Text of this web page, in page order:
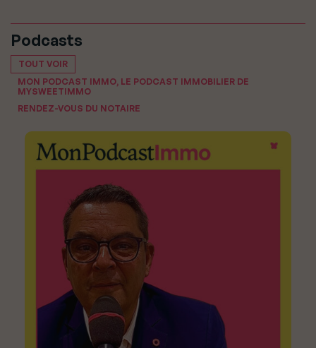
Podcasts
TOUT VOIR
MON PODCAST IMMO, LE PODCAST IMMOBILIER DE
MYSWEETIMMO
RENDEZ-VOUS DU NOTAIRE